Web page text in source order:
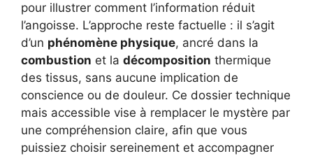
pour illustrer comment l’information réduit
l’angoisse. L’approche reste factuelle : il s’agit
d’un phénomène physique, ancré dans la
combustion et la décomposition thermique
des tissus, sans aucune implication de
conscience ou de douleur. Ce dossier technique
mais accessible vise à remplacer le mystère par
une compréhension claire, afin que vous
puissiez choisir sereinement et accompagner